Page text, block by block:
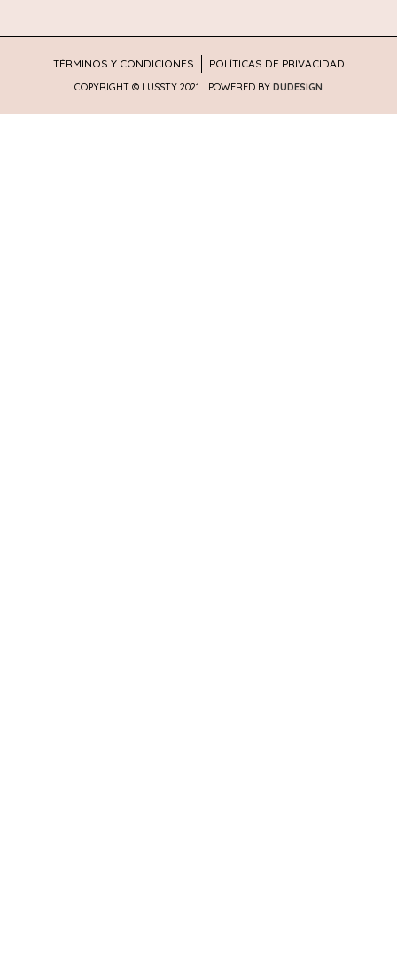
COPYRIGHT © LUSSTY 2021
TÉRMINOS Y CONDICIONES POLÍTICAS DE PRIVACIDAD
POWERED BY DUDESIGN